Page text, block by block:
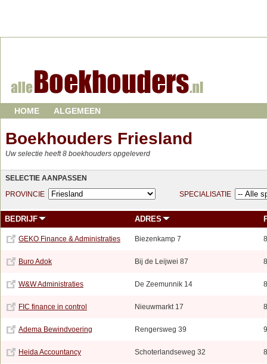
HOME ALGEMEEN
Boekhouders Friesland
Uw selectie heeft 8 boekhouders opgeleverd
SELECTIE AANPASSEN
PROVINCIE
SPECIALISATIE
BEDRIJF ADRES
GEKO Finance & Administraties Biezenkamp 7
Buro Adok Bij de Leijwei 87
W&W Administraties De Zeemunnik 14
FIC finance in control Nieuwmarkt 17
Adema Bewindvoering Rengersweg 39
Heida Accountancy Schoterlandseweg 32